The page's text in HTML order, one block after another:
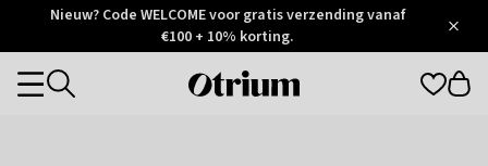
Otrium
Trustpilot
Nieuw? Code WELCOME voor gratis verzending vanaf
€100 + 10% korting.
Otrium
Categories